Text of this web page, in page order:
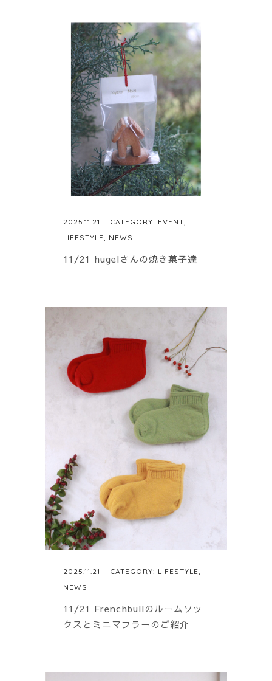
2025.11.21 | CATEGORY: EVENT,
LIFESTYLE, NEWS
11/21 hugelさんの焼き菓子達
2025.11.21 | CATEGORY: LIFESTYLE,
NEWS
11/21 Frenchbullのルームソッ
クスとミニマフラーのご紹介